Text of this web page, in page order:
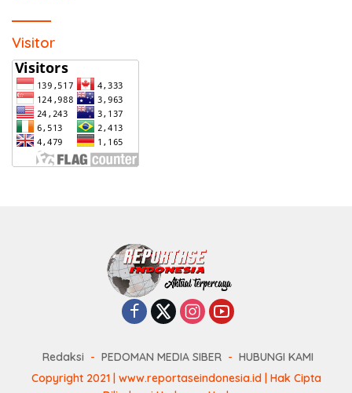
Visitor
Redaksi PEDOMAN MEDIA SIBER
HUBUNGI KAMI
Copyright 2021 | www.reportaseindonesia.id | Hak Cipta